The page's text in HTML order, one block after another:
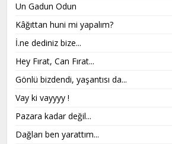
Un Gadun Odun
Kâğıttan huni mi yapalım?
İ.ne dediniz bize...
Hey Fırat, Can Fırat...
Gönlü bizdendi, yaşantısı da...
Vay ki vayyyy !
Pazara kadar değil...
Dağları ben yarattım...